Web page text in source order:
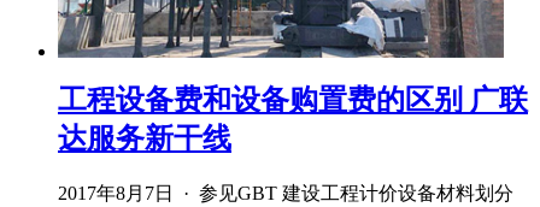
工程设备费和设备购置费的区别 广联
达服务新干线
2017年8月7日 · 参见GBT 建设工程计价设备材料划分